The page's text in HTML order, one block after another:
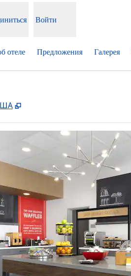
Войти
отеле Предложения Галерея
,